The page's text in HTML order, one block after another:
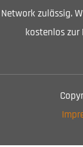
Network zulässig.
kostenlos